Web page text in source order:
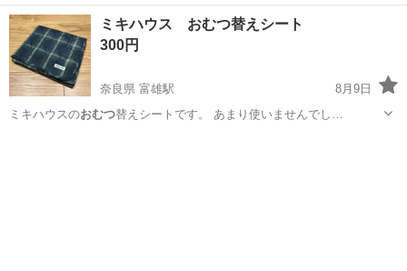
日128日★クリーンルーム内作業★マイカー通勤OK＆無料駐車場あり
★就業先食堂利用可！日払い制度あり！《茨城県常陸大宮市》 人気の
工場のお仕事 ◇コネクタ製造工...
茨城 常陸大宮市 静駅 その他
ミキハウス おむつ替えシート
300円
奈良県 富雄駅
8月9日
ミキハウスのおむつ替えシートです。 あまり使いませんでし…